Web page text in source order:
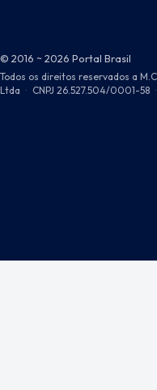
© 2016 ~ 2026 Portal Brasil
Todos os direitos reservados a
Ltda · CNPJ 26.527.504/0001-58 ·